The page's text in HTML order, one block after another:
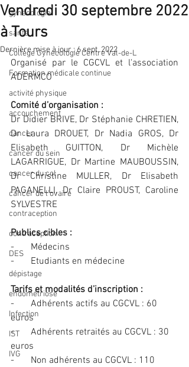
gynécologie
santé
Collège Gynécologie Centre Val-de-L
Formation médicale continue
activité physique
accouchement
cancer
cancer du sein
cancer du col
cancer de l'ovaire
contraception
contraception
DES
dépistage
endométriose
Infection
IST
IVG
Vendredi 30 septembre 2022
à Tours
Dernière mise à jour :6 sept. 2022
Organisé par le CGCVL et l'association
ADERMCO
Comité d’organisation :
Dr Didier BRIVE, Dr Stéphanie CHRETIEN,
Dr Laura DROUET, Dr Nadia GROS, Dr
Elisabeth GUITTON, Dr Michèle
LAGARRIGUE, Dr Martine MAUBOUSSIN,
Dr Christine MULLER, Dr Elisabeth
PAGANELLI, Dr Claire PROUST, Caroline
SYLVESTRE
Publics cibles :
-       Médecins
-       Etudiants en médecine
Tarifs et modalités d’inscription :
-       Adhérents actifs au CGCVL : 60
euros
-       Adhérents retraités au CGCVL : 30
euros
-       Non adhérents au CGCVL : 110